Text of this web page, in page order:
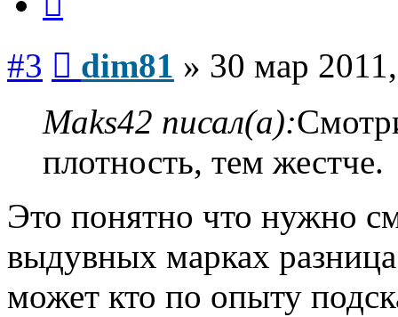
#3 dim81 » 30 мар
Maks42 писал(а):
плотность, тем жестче.
Это понятно что нужно
выдувных марках
может кто по опыту